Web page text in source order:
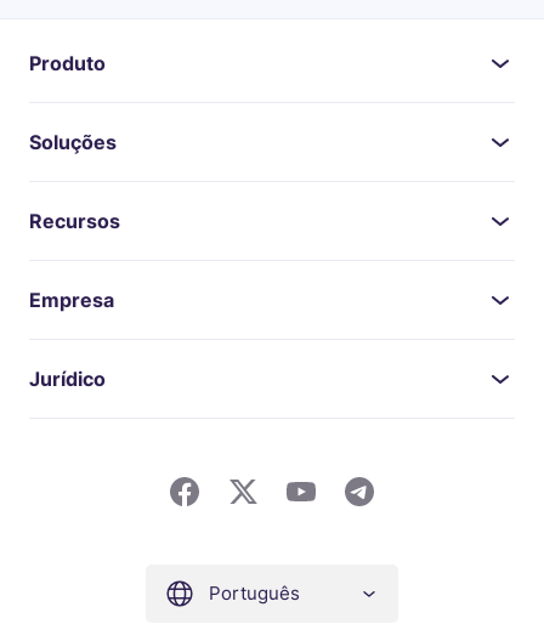
Produto
Soluções
Recursos
Empresa
Jurídico
Português